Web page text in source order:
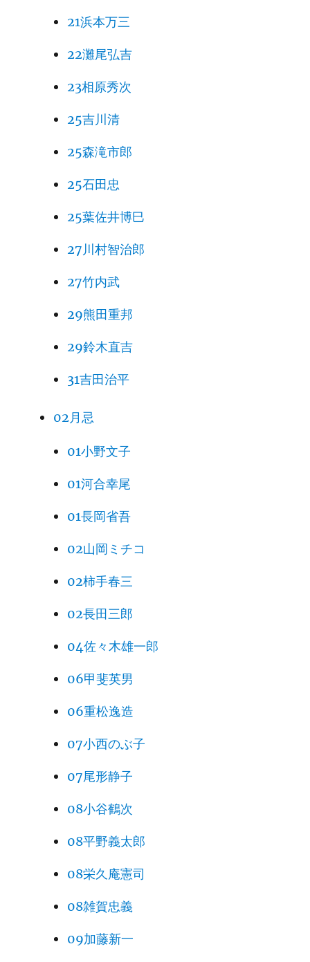
21浜本万三
22灘尾弘吉
23相原秀次
25吉川清
25森滝市郎
25石田忠
25葉佐井博巳
27川村智治郎
27竹内武
29熊田重邦
29鈴木直吉
31吉田治平
02月忌
01小野文子
01河合幸尾
01長岡省吾
02山岡ミチコ
02柿手春三
02長田三郎
04佐々木雄一郎
06甲斐英男
06重松逸造
07小西のぶ子
07尾形静子
08小谷鶴次
08平野義太郎
08栄久庵憲司
08雑賀忠義
09加藤新一